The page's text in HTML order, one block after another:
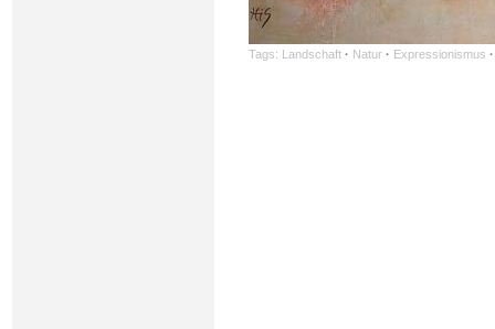
Tags: Landschaft · Natur · Expressionismus ·